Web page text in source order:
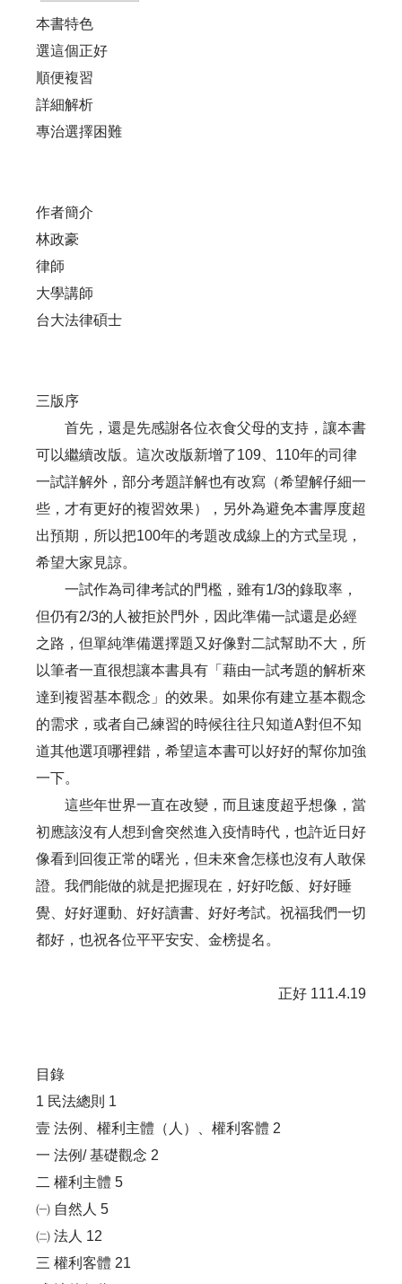
本書特色
選這個正好
順便複習
詳細解析
專治選擇困難
作者簡介
林政豪
律師
大學講師
台大法律碩士
三版序
首先，還是先感謝各位衣食父母的支持，讓本書
可以繼續改版。這次改版新增了109、110年的司律
一試詳解外，部分考題詳解也有改寫（希望解仔細一
些，才有更好的複習效果），另外為避免本書厚度超
出預期，所以把100年的考題改成線上的方式呈現，
希望大家見諒。
一試作為司律考試的門檻，雖有1/3的錄取率，
但仍有2/3的人被拒於門外，因此準備一試還是必經
之路，但單純準備選擇題又好像對二試幫助不大，所
以筆者一直很想讓本書具有「藉由一試考題的解析來
達到複習基本觀念」的效果。如果你有建立基本觀念
的需求，或者自己練習的時候往往只知道A對但不知
道其他選項哪裡錯，希望這本書可以好好的幫你加強
一下。
這些年世界一直在改變，而且速度超乎想像，當
初應該沒有人想到會突然進入疫情時代，也許近日好
像看到回復正常的曙光，但未來會怎樣也沒有人敢保
證。我們能做的就是把握現在，好好吃飯、好好睡
覺、好好運動、好好讀書、好好考試。祝福我們一切
都好，也祝各位平平安安、金榜提名。
正好 111.4.19
目錄
1 民法總則 1
壹 法例、權利主體（人）、權利客體 2
一 法例/ 基礎觀念 2
二 權利主體 5
㈠ 自然人 5
㈡ 法人 12
三 權利客體 21